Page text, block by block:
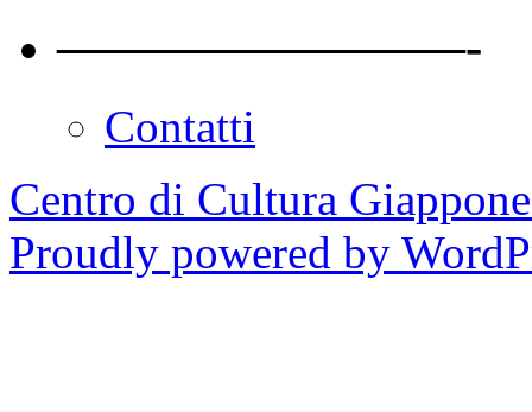
————————-
Contatti
Centro di Cultura
Proudly powered by